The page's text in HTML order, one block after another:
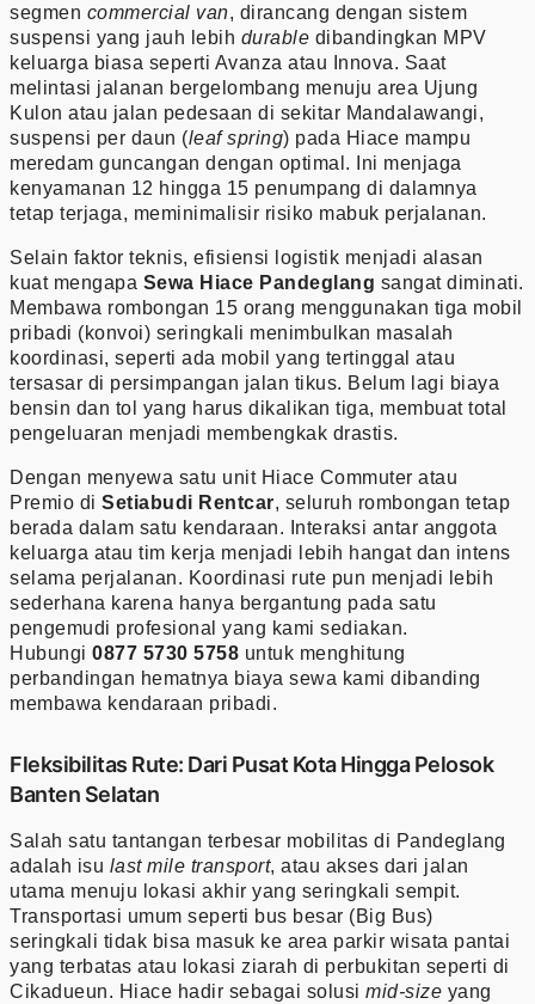
segmen commercial van, dirancang dengan sistem
suspensi yang jauh lebih durable dibandingkan MPV
keluarga biasa seperti Avanza atau Innova. Saat
melintasi jalanan bergelombang menuju area Ujung
Kulon atau jalan pedesaan di sekitar Mandalawangi,
suspensi per daun (leaf spring) pada Hiace mampu
meredam guncangan dengan optimal. Ini menjaga
kenyamanan 12 hingga 15 penumpang di dalamnya
tetap terjaga, meminimalisir risiko mabuk perjalanan.
Selain faktor teknis, efisiensi logistik menjadi alasan
kuat mengapa Sewa Hiace Pandeglang sangat diminati.
Membawa rombongan 15 orang menggunakan tiga mobil
pribadi (konvoi) seringkali menimbulkan masalah
koordinasi, seperti ada mobil yang tertinggal atau
tersasar di persimpangan jalan tikus. Belum lagi biaya
bensin dan tol yang harus dikalikan tiga, membuat total
pengeluaran menjadi membengkak drastis.
Dengan menyewa satu unit Hiace Commuter atau
Premio di Setiabudi Rentcar, seluruh rombongan tetap
berada dalam satu kendaraan. Interaksi antar anggota
keluarga atau tim kerja menjadi lebih hangat dan intens
selama perjalanan. Koordinasi rute pun menjadi lebih
sederhana karena hanya bergantung pada satu
pengemudi profesional yang kami sediakan.
Hubungi 0877 5730 5758 untuk menghitung
perbandingan hematnya biaya sewa kami dibanding
membawa kendaraan pribadi.
Fleksibilitas Rute: Dari Pusat Kota Hingga Pelosok
Banten Selatan
Salah satu tantangan terbesar mobilitas di Pandeglang
adalah isu last mile transport, atau akses dari jalan
utama menuju lokasi akhir yang seringkali sempit.
Transportasi umum seperti bus besar (Big Bus)
seringkali tidak bisa masuk ke area parkir wisata pantai
yang terbatas atau lokasi ziarah di perbukitan seperti di
Cikadueun. Hiace hadir sebagai solusi mid-size yang